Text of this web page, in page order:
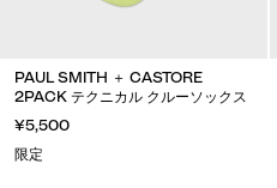
PAUL SMITH ＋ CASTORE
2PACK テクニカル クルーソックス
¥5,500
限定